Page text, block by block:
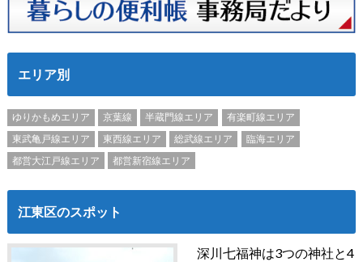
エリア別
ゆりかもめエリア 京葉線 半蔵門線エリア
有楽町線エリア
東武亀戸線エリア
東西線エリア 総武線エリア
臨海エリア
都営大江戸線エリア
都営新宿線エリア
江東区のスポット
深川七福神は3つの神社と4